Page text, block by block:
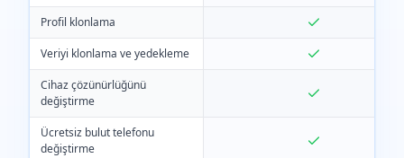
Profil klonlama
Veriyi klonlama ve yedekleme
Cihaz çözünürlüğünü
değiştirme
Ücretsiz bulut telefonu
değiştirme